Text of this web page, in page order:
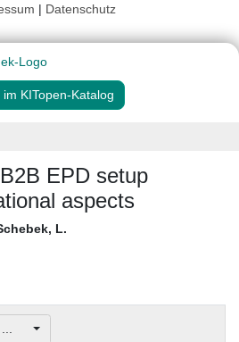
| Datenschutz
im KITopen-Katalog
EPD setup
aspects
L.
...